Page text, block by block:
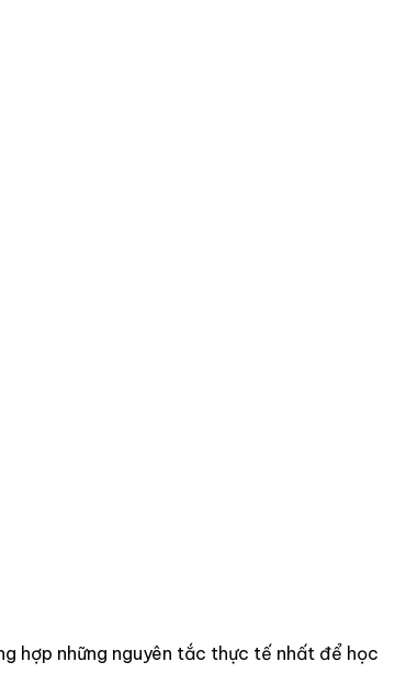
hợp những nguyên tắc thực tế nhất để học